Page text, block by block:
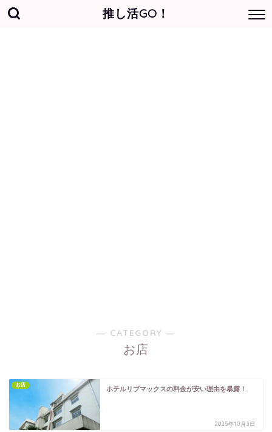
推し活GO！
― CATEGORY ―
お店
お店
ホテルリブマックスの料金が安い理由を暴露！
2025年10月3日